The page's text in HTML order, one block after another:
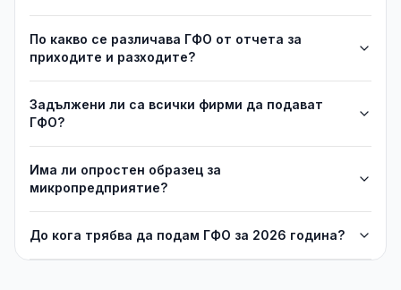
По какво се различава ГФО от отчета за
приходите и разходите?
Задължени ли са всички фирми да подават
ГФО?
Има ли опростен образец за
микропредприятие?
До кога трябва да подам ГФО за 2026 година?